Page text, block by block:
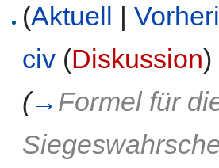
(Aktuell |
civ (Diskussion)
(→ Formel für